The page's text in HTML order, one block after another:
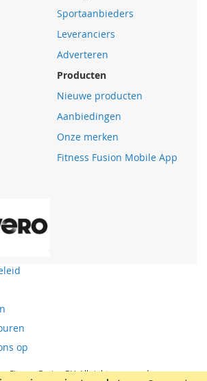
Sportaanbieders
Leveranciers
Adverteren
Producten
Nieuwe producten
Aanbiedingen
Onze merken
Fitness Fusion Mobile App
op
Fitness Fusion BV, All rights reserved.